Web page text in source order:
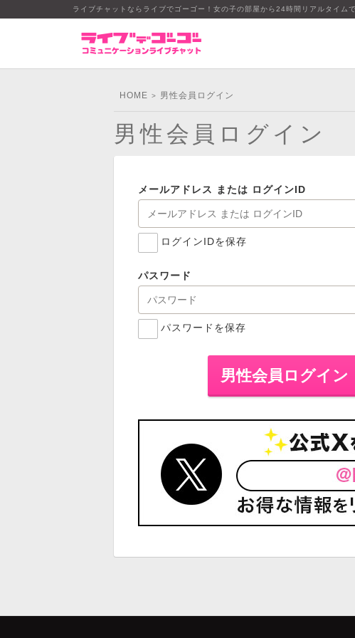
ライブチャットならライブでゴーゴー！女の子の部屋から24時間リアルタイム
HOME > 男性会員ログイン
男性会員ログイン
メールアドレス または ログインID
ログインIDを保存
パスワード
パスワードを保存